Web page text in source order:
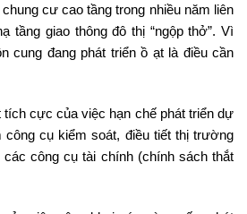
cư cao tầng trong nhiều năm liên
tầng giao thông đô thị “ngộp thở”. Vì
cung đang phát triển ồ ạt là điều cần
tích cực của việc hạn chế phát triển dự
công cụ kiểm soát, điều tiết thị trường
các công cụ tài chính (chính sách thắt